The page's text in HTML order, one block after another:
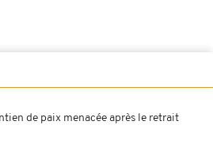
de paix menacée après le retrait